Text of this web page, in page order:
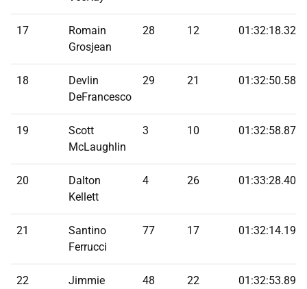
17
Romain
Grosjean
28 12
18
Devlin
DeFrancesco
29 21
19
Scott
McLaughlin
3 10
20
Dalton
Kellett
4 26
21
Santino
Ferrucci
77 17
22
Jimmie
48 22